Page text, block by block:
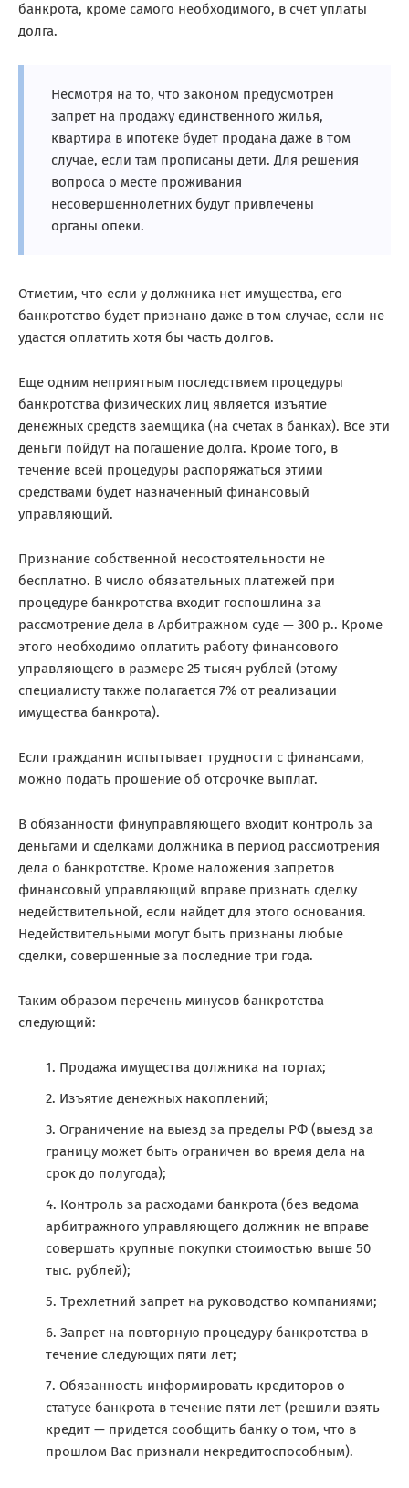
банкрота, кроме самого необходимого, в счет уплаты
долга.
Несмотря на то, что законом предусмотрен
запрет на продажу единственного жилья,
квартира в ипотеке будет продана даже в том
случае, если там прописаны дети. Для решения
вопроса о месте проживания
несовершеннолетних будут привлечены
органы опеки.
Отметим, что если у должника нет имущества, его
банкротство будет признано даже в том случае, если не
удастся оплатить хотя бы часть долгов.
Еще одним неприятным последствием процедуры
банкротства физических лиц является изъятие
денежных средств заемщика (на счетах в банках). Все эти
деньги пойдут на погашение долга. Кроме того, в
течение всей процедуры распоряжаться этими
средствами будет назначенный финансовый
управляющий.
Признание собственной несостоятельности не
бесплатно. В число обязательных платежей при
процедуре банкротства входит госпошлина за
рассмотрение дела в Арбитражном суде — 300 р.. Кроме
этого необходимо оплатить работу финансового
управляющего в размере 25 тысяч рублей (этому
специалисту также полагается 7% от реализации
имущества банкрота).
Если гражданин испытывает трудности с финансами,
можно подать прошение об отсрочке выплат.
В обязанности финуправляющего входит контроль за
деньгами и сделками должника в период рассмотрения
дела о банкротстве. Кроме наложения запретов
финансовый управляющий вправе признать сделку
недействительной, если найдет для этого основания.
Недействительными могут быть признаны любые
сделки, совершенные за последние три года.
Таким образом перечень минусов банкротства
следующий:
Продажа имущества должника на торгах;
Изъятие денежных накоплений;
Ограничение на выезд за пределы РФ (выезд за
границу может быть ограничен во время дела на
срок до полугода);
Контроль за расходами банкрота (без ведома
арбитражного управляющего должник не вправе
совершать крупные покупки стоимостью выше 50
тыс. рублей);
Трехлетний запрет на руководство компаниями;
Запрет на повторную процедуру банкротства в
течение следующих пяти лет;
Обязанность информировать кредиторов о
статусе банкрота в течение пяти лет (решили взять
кредит — придется сообщить банку о том, что в
прошлом Вас признали некредитоспособным).